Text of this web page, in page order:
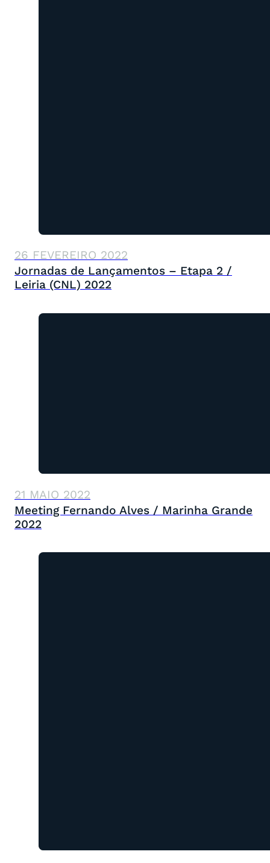
26 FEVEREIRO 2022
Jornadas de Lançamentos – Etapa 2 /
Leiria (CNL) 2022
21 MAIO 2022
Meeting Fernando Alves / Marinha Grande
2022